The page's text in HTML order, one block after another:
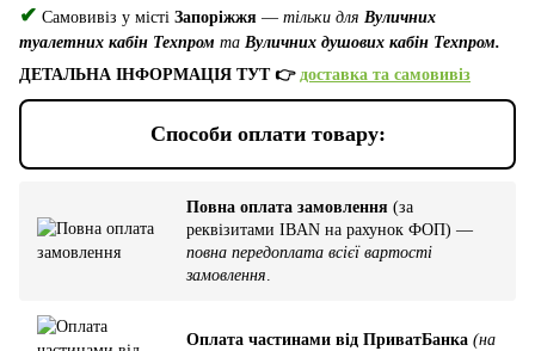
✔ Самовивіз у місті Запоріжжя — тільки для Вуличних
туалетних кабін Техпром та Вуличних душових кабін Техпром.
ДЕТАЛЬНА ІНФОРМАЦІЯ ТУТ 👉 доставка та самовивіз
Способи оплати товару:
Повна оплата замовлення (за
реквізитами IBAN на рахунок ФОП) —
повна передоплата всієї вартості
замовлення
Оплата частинами від ПриватБанка (на